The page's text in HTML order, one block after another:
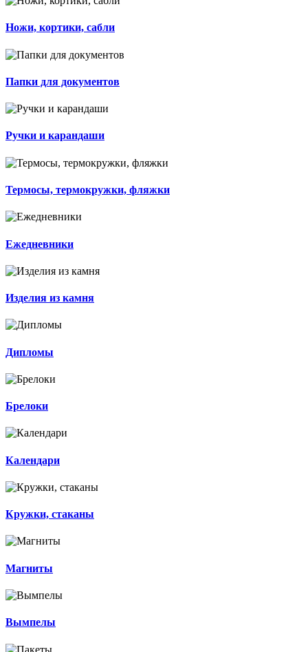
Ножи, кортики, сабли
Папки для документов
Ручки и карандаши
Термосы, термокружки, фляжки
Ежедневники
Изделия из камня
Дипломы
Брелоки
Календари
Кружки, стаканы
Магниты
Вымпелы